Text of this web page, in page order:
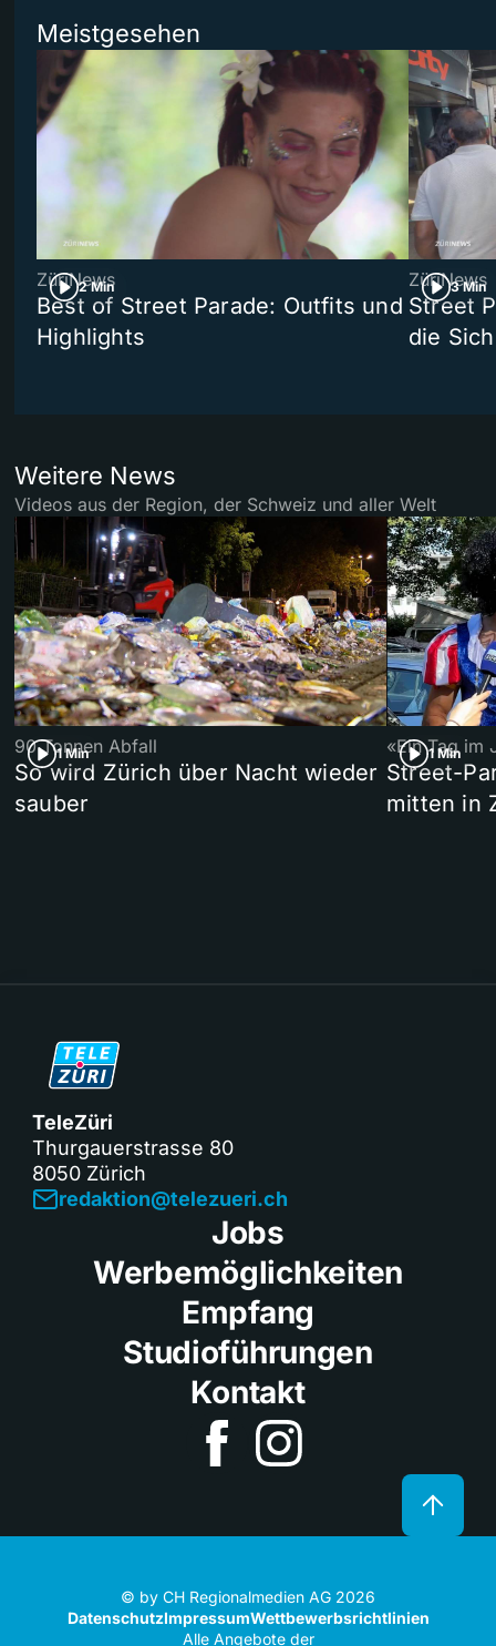
Meistgesehen
2 Min
ZüriNews
Best of Street Parade: Outfits und
Highlights
3 Min
ZüriNews
Street
die
Weitere News
Videos aus der Region, der Schweiz und aller Welt
1 Min
90 Tonnen Abfall
So wird Zürich über Nacht wieder
sauber
1 Min
«Ein Tag im
Street-
mitten in
TeleZüri
Thurgauerstrasse 80
8050 Zürich
redaktion@telezueri.ch
Jobs
Werbemöglichkeiten
Empfang
Studioführungen
Kontakt
© by CH Regionalmedien AG 2026
DatenschutzImpressumWettbewerbsrichtlinien
Alle Angebote der